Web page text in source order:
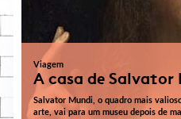
Viagem
A casa de Salvator
Salvator Mundi, o quadro mais
arte, vai para um museu depois de